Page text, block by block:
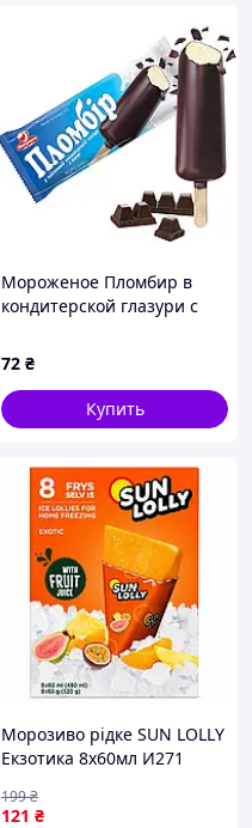
Мороженое Пломбир в
кондитерской глазури с
Арт.74470
72 ₴
Купить
Морозиво рідке SUN LOLLY
Екзотика 8х60мл И271
121 ₴
199₴